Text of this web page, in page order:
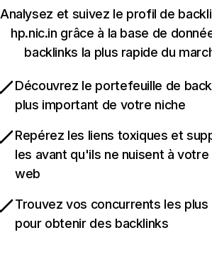
Analysez et suivez le profil de
hp.nic.in grâce à la base de
backlinks la plus rapide du
Découvrez le portefeuille de
plus important de votre niche
Repérez les liens toxiques et
les avant qu'ils ne nuisent à
web
Trouvez vos concurrents les
pour obtenir des backlinks